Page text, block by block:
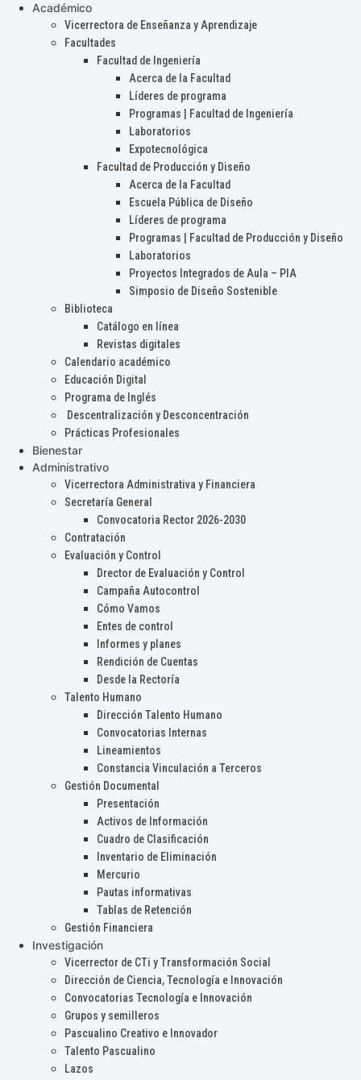
Académico
Vicerrectora de Enseñanza y Aprendizaje
Facultades
Facultad de Ingeniería
Acerca de la Facultad
Líderes de programa
Programas | Facultad de Ingeniería
Laboratorios
Expotecnológica
Facultad de Producción y Diseño
Acerca de la Facultad
Escuela Pública de Diseño
Líderes de programa
Programas | Facultad de Producción y Diseño
Laboratorios
Proyectos Integrados de Aula – PIA
Simposio de Diseño Sostenible
Biblioteca
Catálogo en línea
Revistas digitales
Calendario académico
Educación Digital
Programa de Inglés
Descentralización y Desconcentración
Prácticas Profesionales
Bienestar
Administrativo
Vicerrectora Administrativa y Financiera
Secretaría General
Convocatoria Rector 2026-2030
Contratación
Evaluación y Control
Drector de Evaluación y Control
Campaña Autocontrol
Cómo Vamos
Entes de control
Informes y planes
Rendición de Cuentas
Desde la Rectoría
Talento Humano
Dirección Talento Humano
Convocatorias Internas
Lineamientos
Constancia Vinculación a Terceros
Gestión Documental
Presentación
Activos de Información
Cuadro de Clasificación
Inventario de Eliminación
Mercurio
Pautas informativas
Tablas de Retención
Gestión Financiera
Investigación
Vicerrector de CTi y Transformación Social
Dirección de Ciencia, Tecnología e Innovación
Convocatorias Tecnología e Innovación
Grupos y semilleros
Pascualino Creativo e Innovador
Talento Pascualino
Lazos